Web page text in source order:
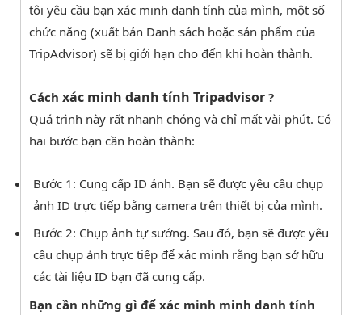
tôi yêu cầu bạn xác minh danh tính của mình, một số
chức năng (xuất bản Danh sách hoặc sản phẩm của
TripAdvisor) sẽ bị giới hạn cho đến khi hoàn thành.
Cách xác minh danh tính Tripadvisor ?
Quá trình này rất nhanh chóng và chỉ mất vài phút. Có
hai bước bạn cần hoàn thành:
Bước 1: Cung cấp ID ảnh. Bạn sẽ được yêu cầu chụp
ảnh ID trực tiếp bằng camera trên thiết bị của mình.
Bước 2: Chụp ảnh tự sướng. Sau đó, bạn sẽ được yêu
cầu chụp ảnh trực tiếp để xác minh rằng bạn sở hữu
các tài liệu ID bạn đã cung cấp.
Bạn cần những gì để xác minh minh danh tính